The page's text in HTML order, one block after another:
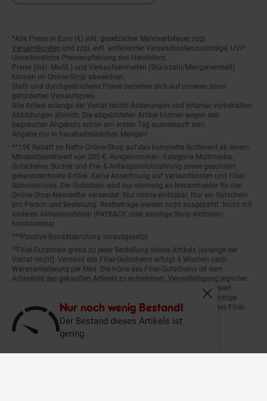
Nur noch wenig Bestand!
Der Bestand dieses Artikels ist
gering.
Fenster
Fußnoten
*Alle Preise in Euro (€) inkl. gesetzlicher Mehrwertsteuer, zzgl.
Versandkosten und zzgl. evtl. anfallender Versandkostenzuschläge. UVP:
Unverbindliche Preisempfehlung des Herstellers.
Preise (inkl. MwSt.) und Verkaufseinheiten (Stückzahl/Mengeneinheit)
können im Online-Shop abweichen.
Statt- und durchgestrichene Preise beziehen sich auf unseren zuvor
geforderten Verkaufspreis.
Alle Artikel solange der Vorrat reicht! Änderungen und Irrtümer vorbehalten.
Abbildungen ähnlich. Die abgebildeten Artikel können wegen des
begrenzten Angebots schon am ersten Tag ausverkauft sein.
Abgabe nur in haushaltsüblichen Mengen!
**15€ Rabatt im Netto Online-Shop auf das komplette Sortiment ab einem
Mindestbestellwert von 200 €. Ausgenommen: Kategorie Multimedia,
Gutscheine, Bücher und Pre- & Anfangsmilchnahrung sowie gesondert
gekennzeichnete Artikel. Keine Anrechnung auf Versandkosten und Filial-
Abholservices. Der Gutschein wird nur einmalig an Neuanmelder für den
Online-Shop-Newsletter versendet. Nur online einlösbar. Nur ein Gutschein
pro Person und Bestellung. Restbeträge werden nicht ausgezahlt. Nicht mit
anderen Aktionsvorteilen (PAYBACK oder sonstige Shop-Aktionen)
kombinierbar.
***Positive Bonitätsprüfung vorausgesetzt
²⁰Filial-Gutschein gratis zu jeder Bestellung dieses Artikels (solange der
Vorrat reicht). Versand des Filial-Gutscheins erfolgt 4 Wochen nach
Warenanlieferung per Mail. Die Höhe des Filial-Gutscheins ist dem
Artikelbild des gekauften Artikels zu entnehmen. Vervielfältigung jeglicher
Art nicht gestattet. Der Filial-Gutschein ist ohne Mindesteinkaufswert
einlösbar. Nicht mit anderen Aktionsvorteilen (PAYBACK oder sonstige
Shop-Aktionen) kombinierbar. Der jeweilige Gültigkeitszeitraum des Filial-
Gutscheins ist darauf vermerkt.